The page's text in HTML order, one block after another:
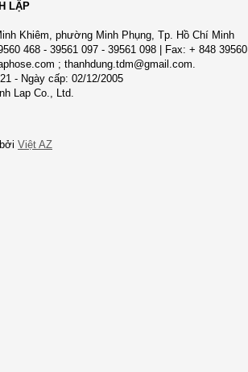
LẬP
Khiêm, phường Minh Phụng, Tp. Hồ Chí Minh
468 - 39561 097 - 39561 098 | Fax: + 848
; thanhdung.tdm@gmail.com.
- Ngày cấp: 02/12/2005
Lap Co., Ltd.
Việt AZ